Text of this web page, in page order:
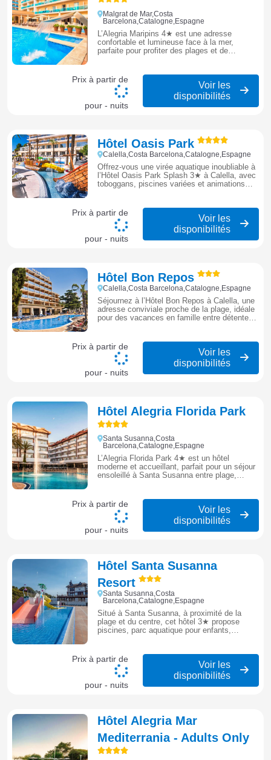
Malgrat de Mar,Costa
Barcelona,Catalogne,Espagne
L’Alegria Maripins 4★ est une adresse
confortable et lumineuse face à la mer,
parfaite pour profiter des plages et de
Prix à partir de
pour - nuits
Voir les
disponibilités
Hôtel Oasis Park
Calella,Costa Barcelona,Catalogne,Espagne
Offrez-vous une virée aquatique inoubliable à
l’Hôtel Oasis Park Splash 3★ à Calella, avec
toboggans, piscines variées et animations
Prix à partir de
pour - nuits
Voir les
disponibilités
Hôtel Bon Repos
Calella,Costa Barcelona,Catalogne,Espagne
Séjournez à l’Hôtel Bon Repos à Calella, une
adresse conviviale proche de la plage, idéale
pour des vacances en famille entre détente et
Prix à partir de
pour - nuits
Voir les
disponibilités
Hôtel Alegria Florida Park
Santa Susanna,Costa
Barcelona,Catalogne,Espagne
L’Alegria Florida Park 4★ est un hôtel
moderne et accueillant, parfait pour un séjour
ensoleillé à Santa Susanna entre plage,
Prix à partir de
pour - nuits
Voir les
disponibilités
Hôtel Santa Susanna
Resort
Santa Susanna,Costa
Barcelona,Catalogne,Espagne
Situé à Santa Susanna, à proximité de la
plage et du centre, cet hôtel 3★ propose
piscines, parc aquatique pour enfants,
Barcelona.
Prix à partir de
pour - nuits
Voir les
disponibilités
Hôtel Alegria Mar
Mediterrania - Adults Only